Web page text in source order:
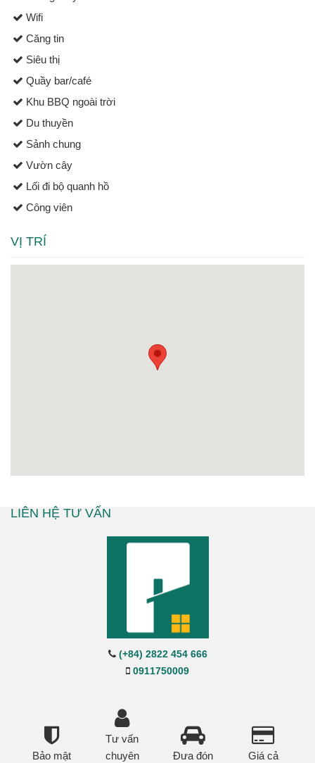
Wifi
Căng tin
Siêu thị
Quầy bar/café
Khu BBQ ngoài trời
Du thuyền
Sảnh chung
Vườn cây
Lối đi bộ quanh hồ
Công viên
VỊ TRÍ
LIÊN HỆ TƯ VẤN
(+84) 2822 454 666
0911750009
Bảo mật
Tư vấn
chuyên
Đưa đón
Giá cả